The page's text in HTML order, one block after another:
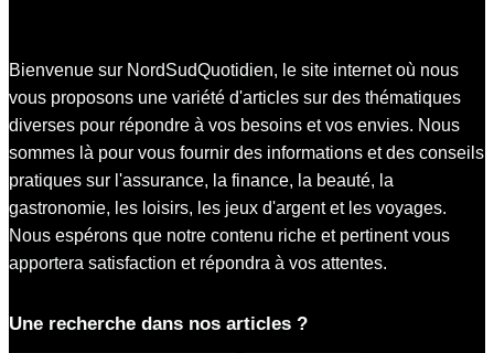
Bienvenue sur NordSudQuotidien, le site internet où nous
vous proposons une variété d'articles sur des thématiques
diverses pour répondre à vos besoins et vos envies. Nous
sommes là pour vous fournir des informations et des conseils
pratiques sur l'assurance, la finance, la beauté, la
gastronomie, les loisirs, les jeux d'argent et les voyages.
Nous espérons que notre contenu riche et pertinent vous
apportera satisfaction et répondra à vos attentes.
Une recherche dans nos articles ?